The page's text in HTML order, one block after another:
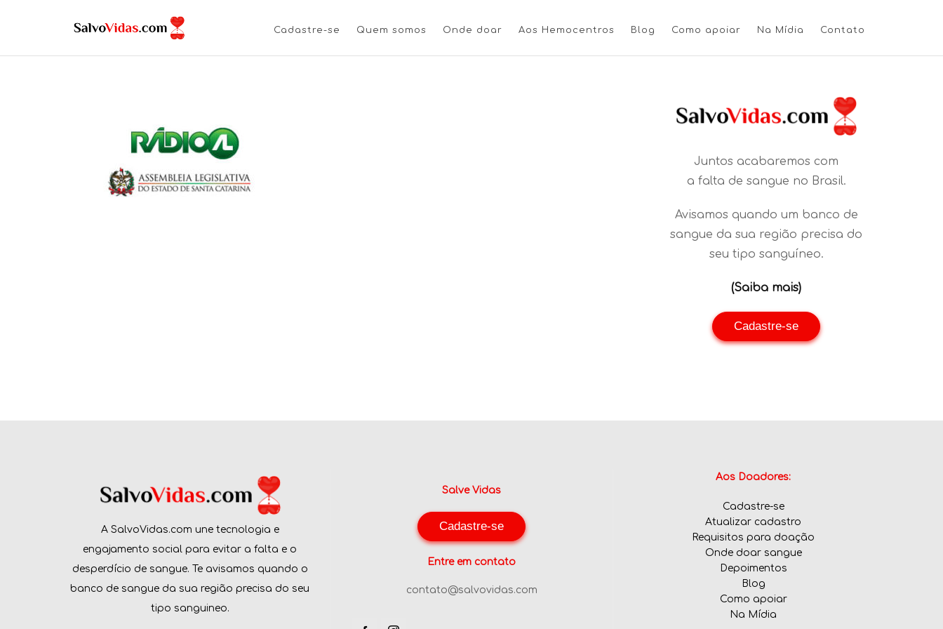
Cadastre-se Quem somos Onde doar Aos Hemocentros Blog Como apoiar Na Mídia Contato
Juntos acabaremos com
a falta de sangue no Brasil.
Avisamos quando um banco de
sangue da sua região precisa do
seu tipo sanguíneo.
(Saiba mais)
Cadastre-se
A SalvoVidas.com une tecnologia e
engajamento social para evitar a falta e o
desperdício de sangue. Te avisamos quando o
banco de sangue da sua região precisa do seu
tipo sanguineo.
Salve Vidas
Cadastre-se
Entre em contato
contato@salvovidas.com
Aos Doadores:
Cadastre-se
Atualizar cadastro
Requisitos para doação
Onde doar sangue
Depoimentos
Blog
Como apoiar
Na Mídia